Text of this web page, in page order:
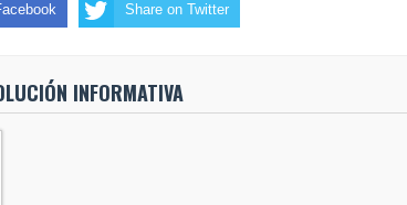
Presidente Abinader encabeza sexta edición del
Share on Twitter
INFORMATIVA